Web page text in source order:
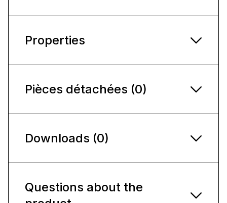
Properties
Pièces détachées (0)
Downloads (0)
Questions about the